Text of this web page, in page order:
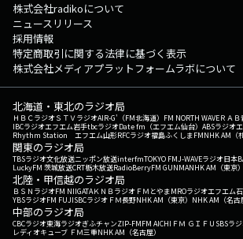
株式会社radikoについて
ニュースリリース
採用情報
特定商取引に関する法律に基づく表示
株式会社メディアプラットフォームラボについて
北海道・東北のラジオ局
ＨＢＣラジオＳＴＶラジオAIR-G'（FM北海道） FM NORTH WAVEＲＡ
IBCラジオエフエム岩手tbcラジオDate fm（エフエム仙台） ABSラジオ
Rhythm Station エフエム山形RFCラジオ福島ふくしまFMNHK AM（
関東のラジオ局
TBSラジオ文化放送ニッポン放送interfmTOKYO FMJ-WAVEラジオ日本
LuckyFM 茨城放送CRT栃木放送RadioBerryFM GUNMANHK AM（東京）
北陸・甲信越のラジオ局
ＢＳＮラジオFM NIIGATAＫＮＢラジオ ＦＭとやまMROラジオエフエム
YBSラジオFM FUJISBCラジオ ＦＭ長野NHK AM（東京） NHK AM（名古
中部のラジオ局
CBCラジオ東海ラジオぎふチャンZIP-FMFM AICHI ＦＭ ＧＩＦＵ SBSラ
レディオキューブ ＦＭ三重NHK AM（名古屋）